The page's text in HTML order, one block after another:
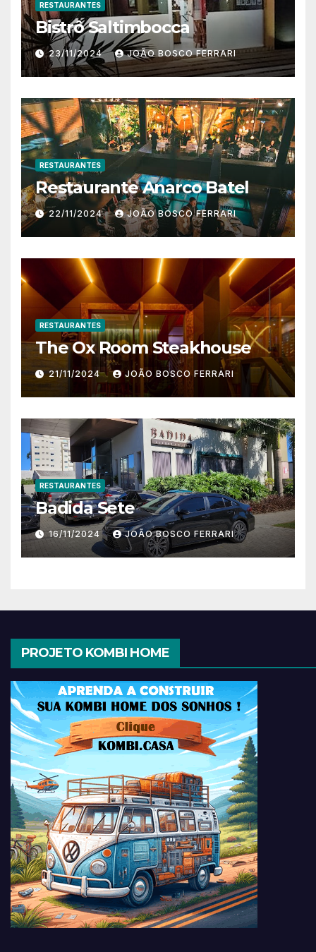
RESTAURANTES
Bistrô Saltimbocca
23/11/2024 JOÃO BOSCO FERRARI
RESTAURANTES
Restaurante Anarco Batel
22/11/2024 JOÃO BOSCO FERRARI
RESTAURANTES
The Ox Room Steakhouse
21/11/2024 JOÃO BOSCO FERRARI
RESTAURANTES
Badida Sete
16/11/2024 JOÃO BOSCO FERRARI
PROJETO KOMBI HOME